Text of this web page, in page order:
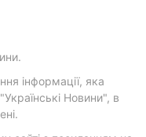
інформації, яка
Новини", в